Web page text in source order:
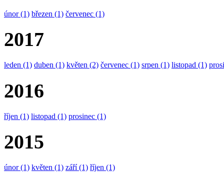
únor(1) březen (1) červenec (1)
2017
leden (1) duben (1) květen (2) červenec (1) srpen (1) listopad (1)
2016
říjen (1) listopad (1) prosinec (1)
2015
únor(1) květen (1) září(1) říjen (1)